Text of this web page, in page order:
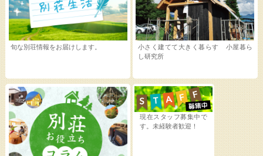
旬な別荘情報をお届けします。
小さく建てて大きく暮らす 小屋暮ら
し研究所
現在スタッフ募集中で
す。未経験者歓迎！